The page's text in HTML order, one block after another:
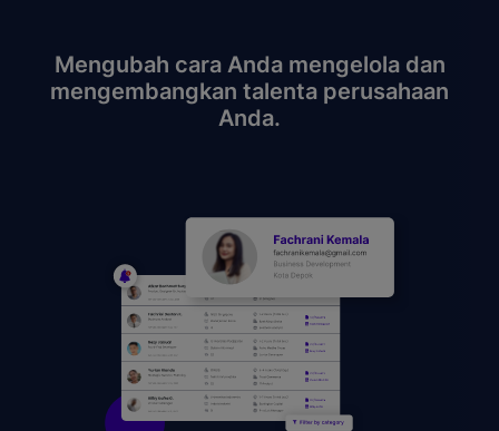
Mengubah cara Anda mengelola dan
mengembangkan talenta perusahaan
Anda.